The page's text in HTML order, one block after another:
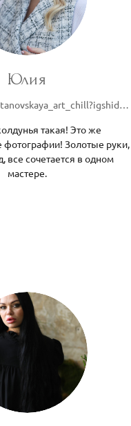
Юлия
instagram.com/satanovskaya_art_chill?igshid=OGQ5ZDc2ODk2ZA==
такая! Это же
фотографии! Золотые руки,
все сочетается в одном
мастере.